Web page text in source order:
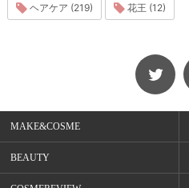
ヘアケア (219) 花王 (12)
MAKE&COSME
BEAUTY